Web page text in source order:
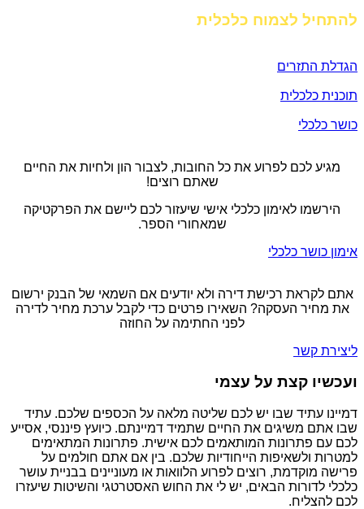
להתחיל לצמוח כלכלית
הגדלת התזרים
תוכנית כלכלית
כושר כלכלי
מגיע לכם לפרוע את כל החובות, לצבור הון ולחיות את החיים
שאתם רוצים!
הירשמו לאימון כלכלי אישי שיעזור לכם ליישם את הפרקטיקה
שמאחורי הספר.
אימון כושר כלכלי
אתם לקראת רכישת דירה ולא יודעים אם השמאי של הבנק ירשום
את מחיר העסקה? השאירו פרטים כדי לקבל ערכת מחיר לדירה
לפני החתימה על החוזה
ליצירת קשר
ועכשיו קצת על עצמי
דמיינו עתיד שבו יש לכם שליטה מלאה על הכספים שלכם. עתיד
שבו אתם משיגים את החיים שתמיד דמיינתם. כיועץ פיננסי, אסייע
לכם עם פתרונות המותאמים לכם אישית. פתרונות המתאימים
למטרות ולשאיפות הייחודיות שלכם. בין אם אתם חולמים על
פרישה מוקדמת, רוצים לפרוע הלוואות או מעוניינים בבניית עושר
כלכלי לדורות הבאים, יש לי את החוש האסטרטגי והשיטות שיעזרו
לכם להצליח.